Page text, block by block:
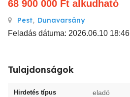
68 900 000 Ft alkudható
Pest, Dunavarsány
Feladás dátuma: 2026.06.10 18:46
Tulajdonságok
Hirdetés típus eladó